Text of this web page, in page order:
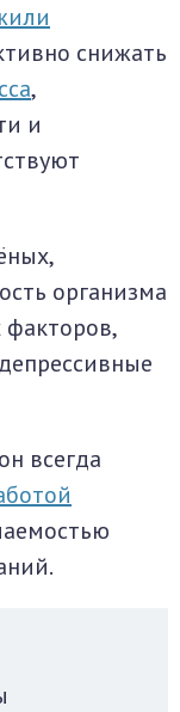
снижать
,
и
организма
всегда